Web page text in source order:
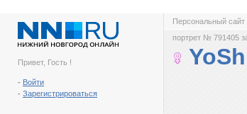
Привет, Гость !
- Войти
- Зарегистрироваться
Персональный сайт
портрет № 791405